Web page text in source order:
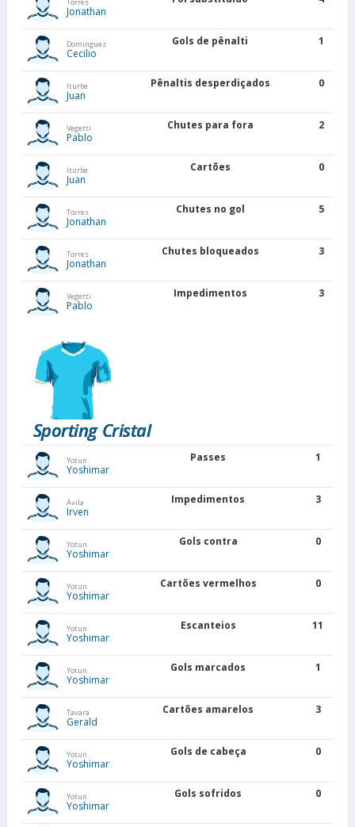
Jonathan
Dominguez
Cecilio
Gols de pênalti 1
Iturbe
Juan
Pênaltis desperdiçados 0
Vegetti
Pablo
Chutes para fora 2
Iturbe
Juan
Cartões 0
Torres
Jonathan
Chutes no gol 5
Torres
Jonathan
Chutes bloqueados 3
Vegetti
Pablo
Impedimentos 3
Sporting Cristal
Yotun
Yoshimar
Passes 1
Ávila
Irven
Impedimentos 3
Yotun
Yoshimar
Gols contra 0
Yotun
Yoshimar
Cartões vermelhos 0
Yotun
Yoshimar
Escanteios 11
Yotun
Yoshimar
Gols marcados 1
Tavara
Gerald
Cartões amarelos 3
Yotun
Yoshimar
Gols de cabeça 0
Yotun
Yoshimar
Gols sofridos 0